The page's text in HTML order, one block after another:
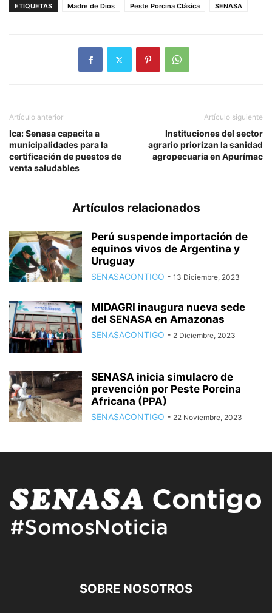
ETIQUETAS Madre de Dios Peste Porcina Clásica SENASA
Artículo anterior
Ica: Senasa capacita a
municipalidades para la
certificación de puestos de
venta saludables
Artículo siguiente
Instituciones del sector
agrario priorizan la sanidad
agropecuaria en Apurímac
Artículos relacionados
Perú suspende importación de
equinos vivos de Argentina y
Uruguay
SENASACONTIGO - 13 Diciembre, 2023
MIDAGRI inaugura nueva sede
del SENASA en Amazonas
SENASACONTIGO - 2 Diciembre, 2023
SENASA inicia simulacro de
prevención por Peste Porcina
Africana (PPA)
SENASACONTIGO - 22 Noviembre, 2023
SOBRE NOSOTROS